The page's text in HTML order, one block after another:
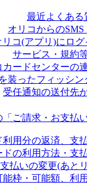
最近よくある
オリコからの
リコ(アプリ)にロ
サービス・規約
カードセンターの
装ったフィッシン
受任通知の送付先
「ご請求・お支払い
利用分の返済、支
ドの利用方法・支
払いの変更(あと
能枠・可能額、利